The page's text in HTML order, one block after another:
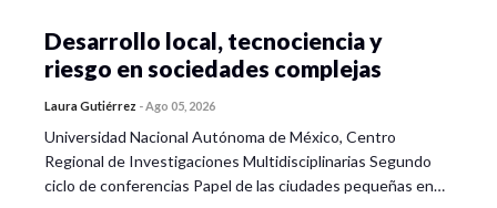
Desarrollo local, tecnociencia y
riesgo en sociedades complejas
Laura Gutiérrez -Ago 05, 2026
Universidad Nacional Autónoma de México, Centro
Regional de Investigaciones Multidisciplinarias Segundo
ciclo de conferencias Papel de las ciudades pequeñas en…